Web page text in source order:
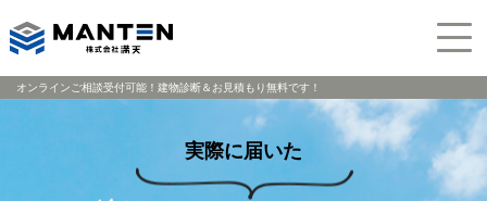
オンラインご相談受付可能！建物診断＆お見積もり無料です！
実際に届いた